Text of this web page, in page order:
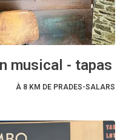
musical - tapas
À 8 KM DE PRADES-SALARS